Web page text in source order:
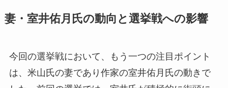
妻・室井佑月氏の動向と選挙戦への影響
今回の選挙戦において、もう一つの注目ポイント
は、米山氏の妻であり作家の室井佑月氏の動きで